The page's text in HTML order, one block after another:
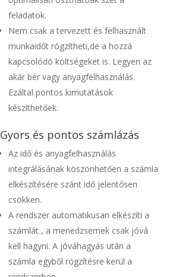
feladatok.
Nem csak a tervezett és felhasznált
munkaidőt rögzítheti,de a hozzá
kapcsolódó költségeket is. Legyen az
akár bér vagy anyagfelhasználás.
Ezáltal pontos kimutatások
készíthetőek.
Gyors és pontos számlázás
Az idő és anyagfelhasználás
integrálásának köszönhetően a számla
elkészítésére szánt idő jelentősen
csökken.
A rendszer automatikusan elkészíti a
számlát , a menedzsernek csak jóvá
kell hagyni. A jóváhagyás után a
számla egyből rögzítésre kerül a